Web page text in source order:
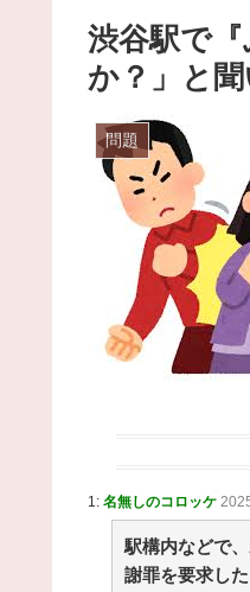
ャンル – New
宿題の進み確
楽でいられるの
価】 第４３８話
【国際】「日
の妹・金与正氏
軍事大国化黙認
猫って自分で
【再】 / まとめ
【あんこ】バ
す【機動警察パ
あ / まとめるZ
【プロ野球】
キロの超大型二
超えている…」
【プロ野球】
代を駆け抜けた
とめアンテナ！
大谷翔平、カ
渋谷駅で
か？」と
問題
1: 名無しのコロッケ
駅構内などで
謝罪を要求し